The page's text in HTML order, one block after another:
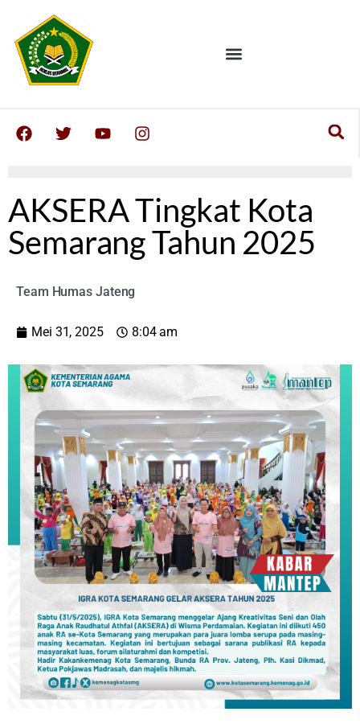
AKSERA Tingkat Kota
Semarang Tahun 2025
Team Humas Jateng
Mei 31, 2025 8:04 am